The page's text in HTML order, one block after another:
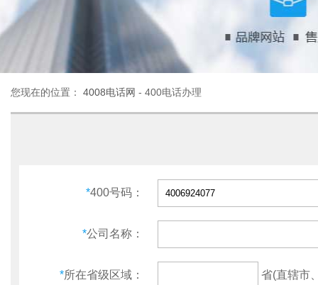
您现在的位置： 4008电话网 - 400电话办理
*400号码：
*公司名称：
*所在省级区域： 省(直辖市